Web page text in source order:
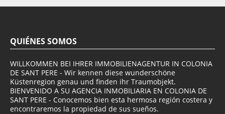
QUIÉNES SOMOS
WILLKOMMEN BEI IHRER IMMOBILIENAGENTUR IN COLONIA
DE SANT PERE - Wir kennen diese wunderschöne
Küstenregion genau und finden ihr Traumobjekt.
BIENVENIDO A SU AGENCIA INMOBILIARIA EN COLONIA DE
SANT PERE - Conocemos bien esta hermosa región costera y
encontraremos la propiedad de sus sueños.